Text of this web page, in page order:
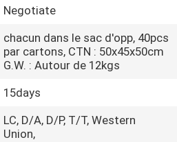
Negotiate
chacun dans le sac d'opp, 40pcs
par cartons, CTN : 50x45x50cm
G.W. : Autour de 12kgs
15days
LC, D/A, D/P, T/T, Western
Union,